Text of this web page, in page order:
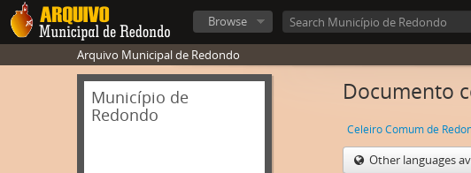
Browse
Arquivo Municipal de Redondo
Município de
Redondo
Documento
Celeiro Comum de
Other languages